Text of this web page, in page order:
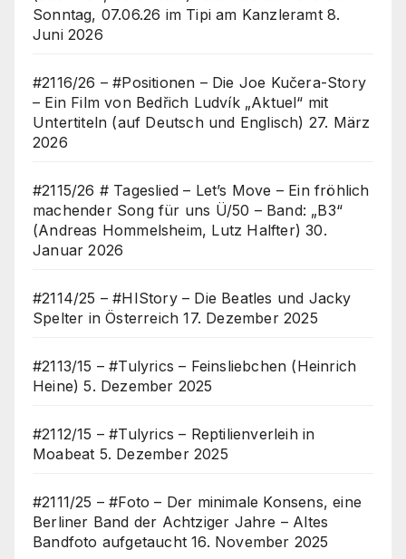
Sonntag, 07.06.26 im Tipi am Kanzleramt 8.
Juni 2026
#2116/26 – #Positionen – Die Joe Kučera-Story
– Ein Film von Bedřich Ludvík „Aktuel“ mit
Untertiteln (auf Deutsch und Englisch) 27. März
2026
#2115/26 # Tageslied – Let’s Move – Ein fröhlich
machender Song für uns Ü/50 – Band: „B3“
(Andreas Hommelsheim, Lutz Halfter) 30.
Januar 2026
#2114/25 – #HIStory – Die Beatles und Jacky
Spelter in Österreich 17. Dezember 2025
#2113/15 – #Tulyrics – Feinsliebchen (Heinrich
Heine) 5. Dezember 2025
#2112/15 – #Tulyrics – Reptilienverleih in
Moabeat 5. Dezember 2025
#2111/25 – #Foto – Der minimale Konsens, eine
Berliner Band der Achtziger Jahre – Altes
Bandfoto aufgetaucht 16. November 2025